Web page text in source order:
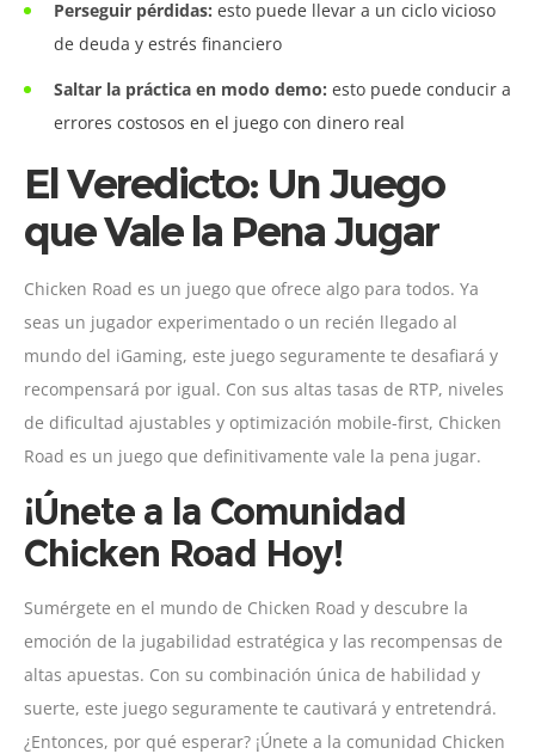
Perseguir pérdidas: esto puede llevar a un ciclo vicioso
de deuda y estrés financiero
Saltar la práctica en modo demo: esto puede conducir a
errores costosos en el juego con dinero real
El Veredicto: Un Juego
que Vale la Pena Jugar
Chicken Road es un juego que ofrece algo para todos. Ya
seas un jugador experimentado o un recién llegado al
mundo del iGaming, este juego seguramente te desafiará y
recompensará por igual. Con sus altas tasas de RTP, niveles
de dificultad ajustables y optimización mobile-first, Chicken
Road es un juego que definitivamente vale la pena jugar.
¡Únete a la Comunidad
Chicken Road Hoy!
Sumérgete en el mundo de Chicken Road y descubre la
emoción de la jugabilidad estratégica y las recompensas de
altas apuestas. Con su combinación única de habilidad y
suerte, este juego seguramente te cautivará y entretendrá.
¿Entonces, por qué esperar? ¡Únete a la comunidad Chicken